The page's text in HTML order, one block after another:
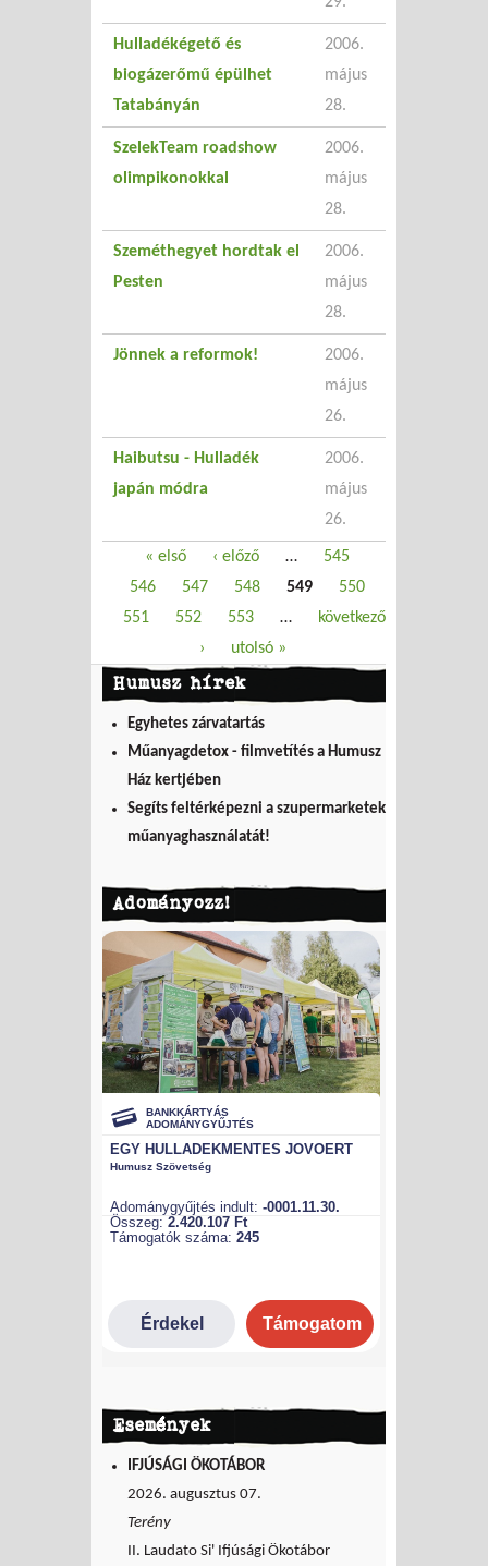
Hulladékégető és
biogázerőmű épülhet
Tatabányán
2006.
május
28.
SzelekTeam roadshow
olimpikonokkal
2006.
május
28.
Szeméthegyet hordtak el
Pesten
2006.
május
28.
Jönnek a reformok!
2006.
május
26.
Haibutsu - Hulladék
japán módra
2006.
május
26.
Oldalak« első ‹ előző …
545
546
547 548 549
550
551
552 553 …
következő
›
utolsó »
Humusz hírek
Egyhetes zárvatartás
Műanyagdetox - filmvetítés a Humusz
Ház kertjében
Segíts feltérképezni a szupermarketek
műanyaghasználatát!
Adományozz!
Események
IFJÚSÁGI ÖKOTÁBOR
2026. augusztus 07.
Terény
II. Laudato Si' Ifjúsági Ökotábor